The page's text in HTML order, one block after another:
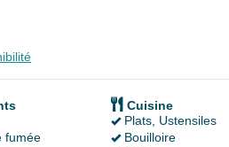
fumée
Cuisine
Plats, Ustensiles
Bouilloire